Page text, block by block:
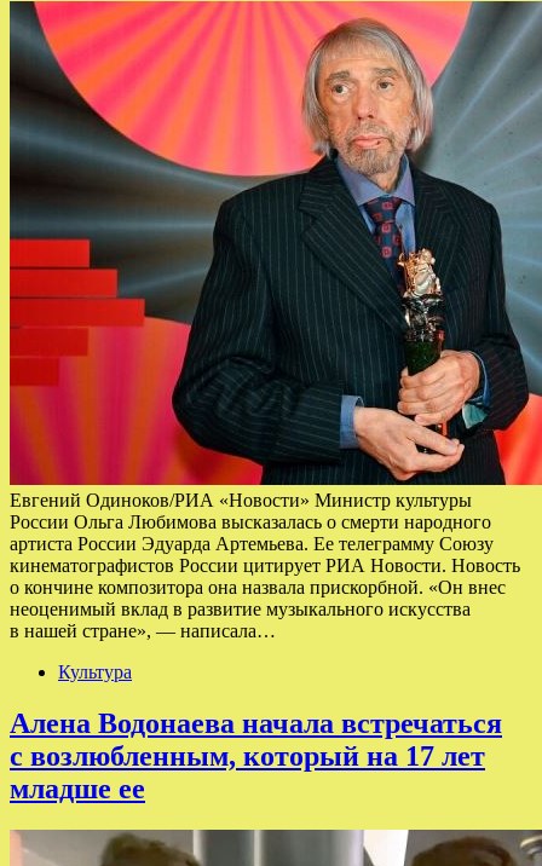
Евгений Одиноков/РИА «Новости» Министр культуры
России Ольга Любимова высказалась о смерти народного
артиста России Эдуарда Артемьева. Ее телеграмму Союзу
кинематографистов России цитирует РИА Новости. Новость
о кончине композитора она назвала прискорбной. «Он внес
неоценимый вклад в развитие музыкального искусства
в нашей стране», — написала…
Культура
Алена Водонаева начала встречаться
с возлюбленным, который на 17 лет
младше ее